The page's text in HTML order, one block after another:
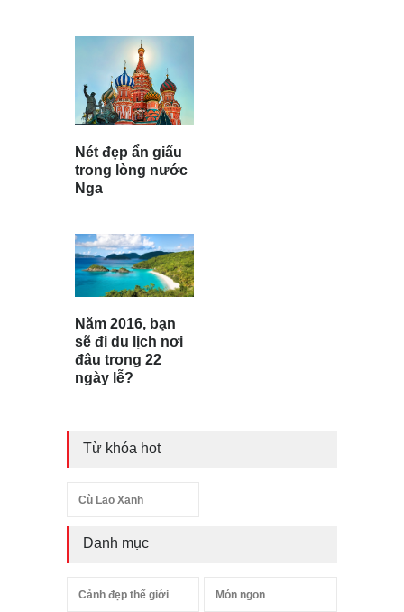
Nét đẹp ẩn giấu
trong lòng nước
Nga
Năm 2016, bạn
sẽ đi du lịch nơi
đâu trong 22
ngày lễ?
Từ khóa hot
Cù Lao Xanh
Danh mục
Cảnh đẹp thế giới Món ngon